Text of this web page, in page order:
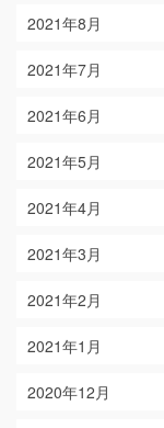
2021年8月
2021年7月
2021年6月
2021年5月
2021年4月
2021年3月
2021年2月
2021年1月
2020年12月